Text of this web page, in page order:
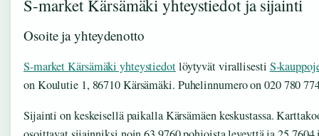
S-market Kärsämäki yhteystiedot ja sijainti
Osoite ja yhteydenotto
S-market Kärsämäki yhteystiedotlöytyvät virallisesti S-
on Koulutie 1, 86710 Kärsämäki. Puhelinnumero on 020 780
Sijainti on keskeisellä paikalla Kärsämäen keskustassa.